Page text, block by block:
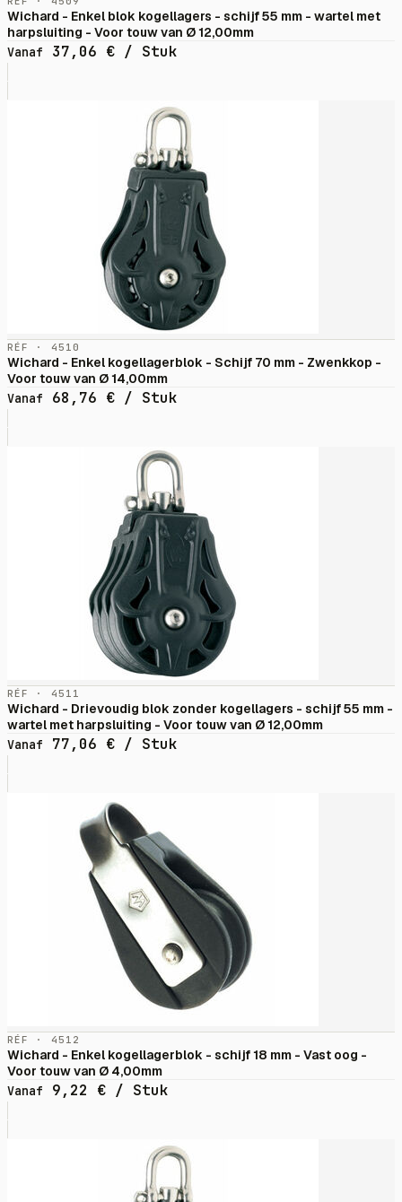
Wichard - Enkel blok kogellagers - schijf 55 mm - wartel met
harpsluiting - Voor touw van Ø 12,00mm
Vanaf
37,06 € / Stuk
RÉF · 4510
Wichard - Enkel kogellagerblok - Schijf 70 mm - Zwenkkop -
Voor touw van Ø 14,00mm
Vanaf
68,76 € / Stuk
RÉF · 4511
Wichard - Drievoudig blok zonder kogellagers - schijf 55 mm -
wartel met harpsluiting - Voor touw van Ø 12,00mm
Vanaf
77,06 € / Stuk
RÉF · 4512
Wichard - Enkel kogellagerblok - schijf 18 mm - Vast oog -
Voor touw van Ø 4,00mm
Vanaf
9,22 € / Stuk